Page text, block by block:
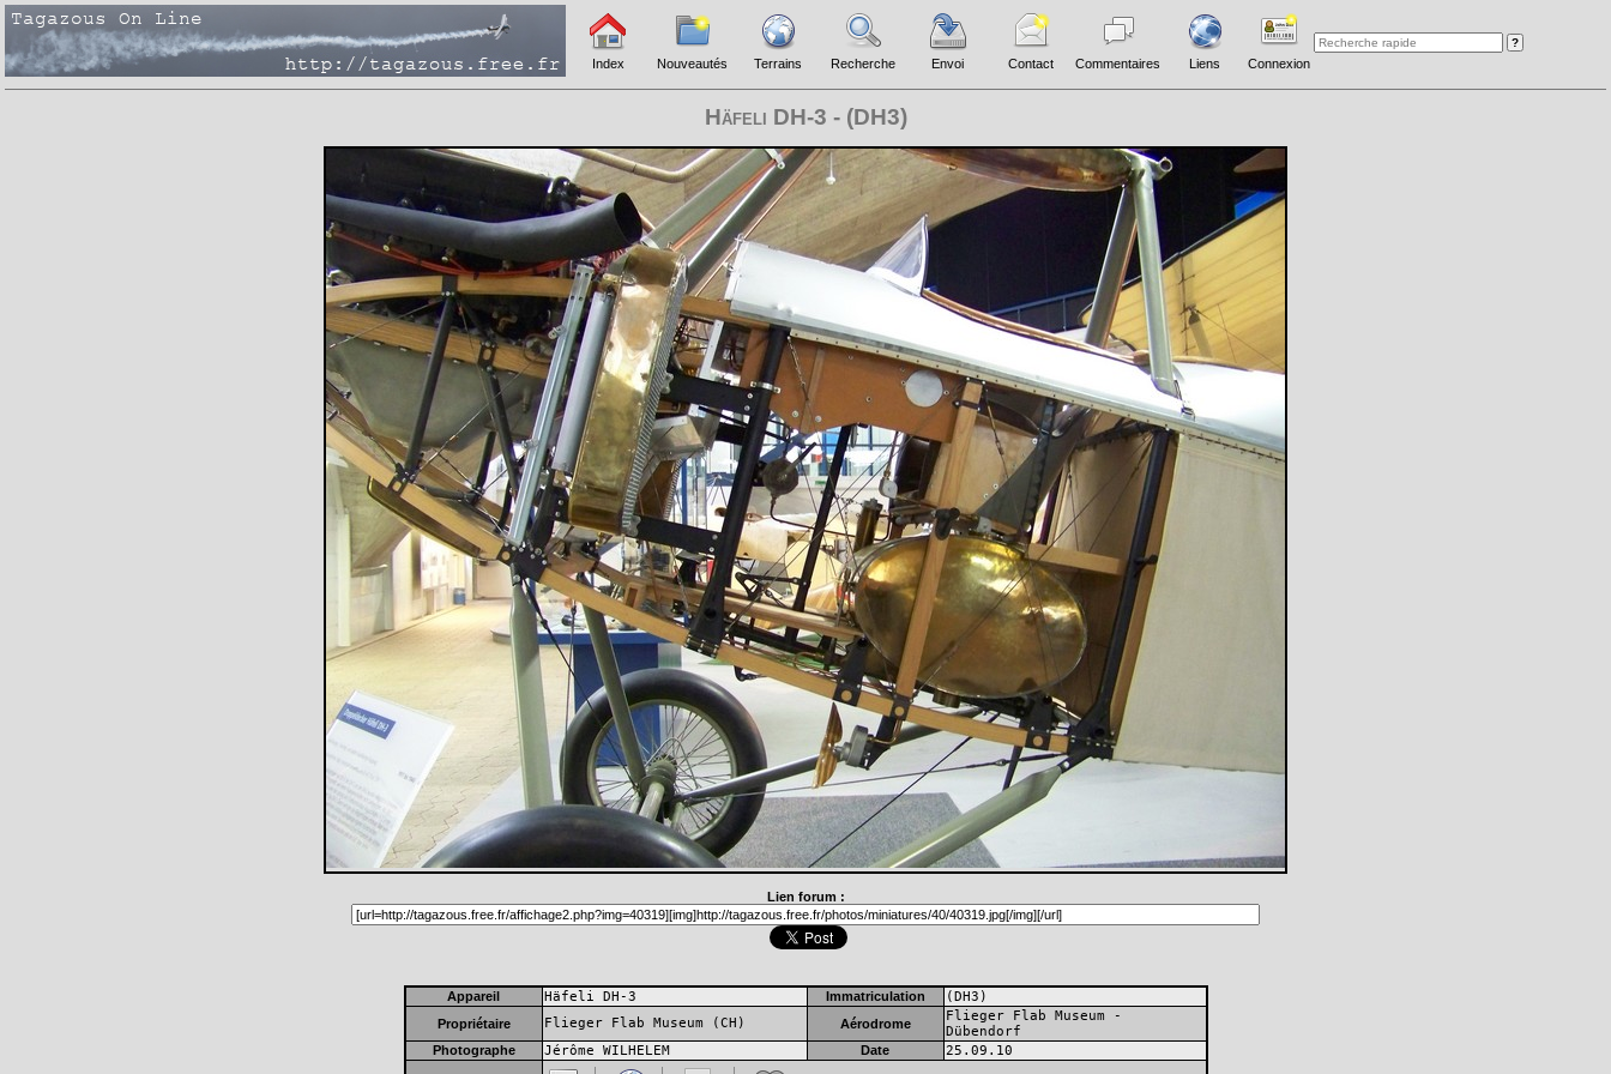
Index Nouveautés Terrains Recherche Envoi Contact Commentaires Liens Connexion
Häfeli DH-3 - (DH3)
Lien forum :
Appareil Häfeli DH-3 Immatriculation (DH3)
Propriétaire Flieger Flab Museum (CH) Aérodrome
Flieger Flab Museum -
Dübendorf
Photographe Jérôme WILHELEM Date 25.09.10